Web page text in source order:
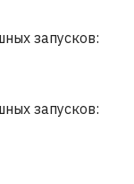
запусков:
запусков: